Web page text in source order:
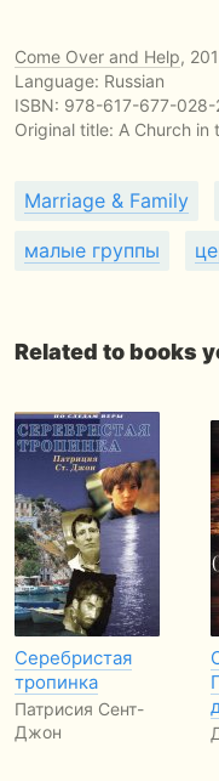
Come Over and Help,
Language: Russian
ISBN: 978-617-677-028-
Original title: A Church in
Marriage & Family
малые группы
Related to books
Серебристая
тропинка
Патрисия Сент-
Джон